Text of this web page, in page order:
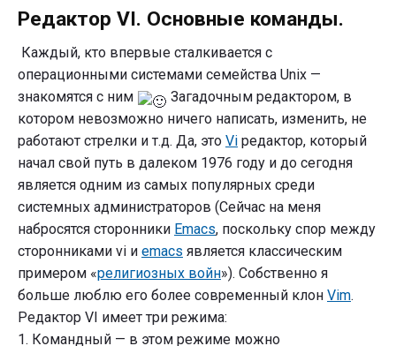
Редактор VI. Основные команды.
Каждый, кто впервые сталкивается с
операционными системами семейства Unix —
знакомятся с ним
Загадочным редактором, в
котором невозможно ничего написать, изменить, не
работают стрелки и т.д. Да, это Vi редактор, который
начал свой путь в далеком 1976 году и до сегодня
является одним из самых популярных среди
системных администраторов (Сейчас на меня
набросятся сторонники Emacs, поскольку спор между
сторонниками vi и emacs является классическим
примером «религиозных войн»). Собственно я
больше люблю его более современный клон Vim.
Редактор VI имеет три режима:
1. Командный — в этом режиме можно